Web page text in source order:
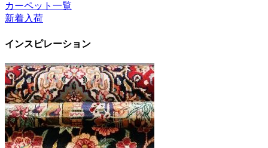
カーペット一覧
新着入荷
インスピレーション